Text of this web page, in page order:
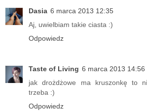
Dasia 6 marca 2013 12:35
Aj, uwielbiam takie ciasta :)
Odpowiedz
Taste of Living 6 marca 2013 14:56
jak drożdżowe ma kruszonkę to
trzeba :)
Odpowiedz